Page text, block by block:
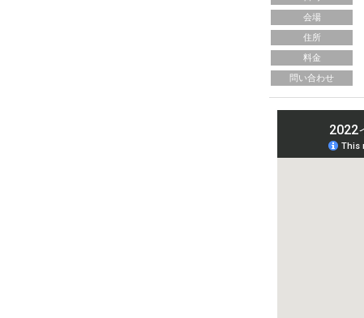
会場
住所
料金
問い合わせ